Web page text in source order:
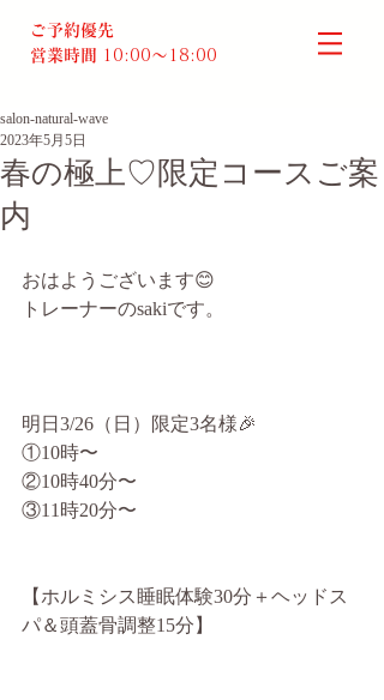
ご予約優先
営業時間 10:00～18:00​
春の極上♡限定コースご案
内
salon-natural-wave
2023年5月5日
おはようございます😊
トレーナーのsakiです。
明日3/26（日）限定3名様🎉
①10時〜
②10時40分〜
③11時20分〜
【ホルミシス睡眠体験30分＋ヘッドス
パ＆頭蓋骨調整15分】